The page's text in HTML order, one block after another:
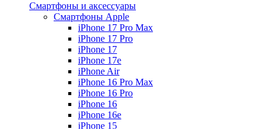
Смартфоны и аксессуары
Смартфоны Apple
iPhone 17 Pro Max
iPhone 17 Pro
iPhone 17
iPhone 17e
iPhone Air
iPhone 16 Pro Max
iPhone 16 Pro
iPhone 16
iPhone 16e
iPhone 15